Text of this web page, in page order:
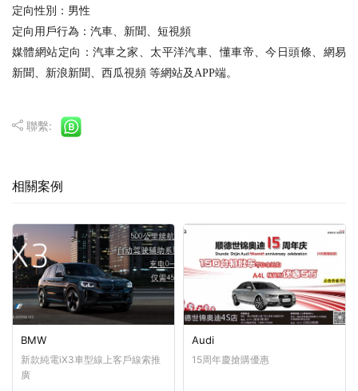
定向性別：男性
定向用戶行為：汽車、新聞、短視頻
媒體網站定向： 汽車之家、太平洋汽車、懂車帝、今日頭條、網易
新聞、新浪新聞、西瓜視頻 等網站及APP端。
聯繫:
相關案例
BMW
新款純電iX3車型線上客戶線索推
廣
Audi
15周年慶搶購優惠